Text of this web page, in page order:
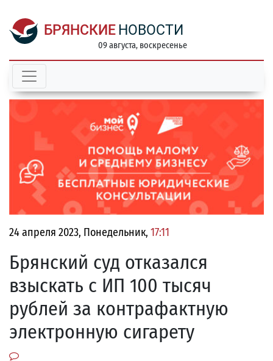
БРЯНСКИЕ НОВОСТИ
09 августа, воскресенье
24 апреля 2023, Понедельник, 17:11
Брянский суд отказался
взыскать с ИП 100 тысяч
рублей за контрафактную
электронную сигарету